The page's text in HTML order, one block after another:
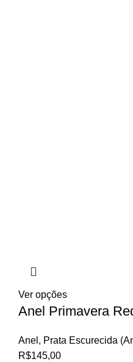
Ver opções
Anel Primavera
Anel , Prata Escurecida
R$145,00